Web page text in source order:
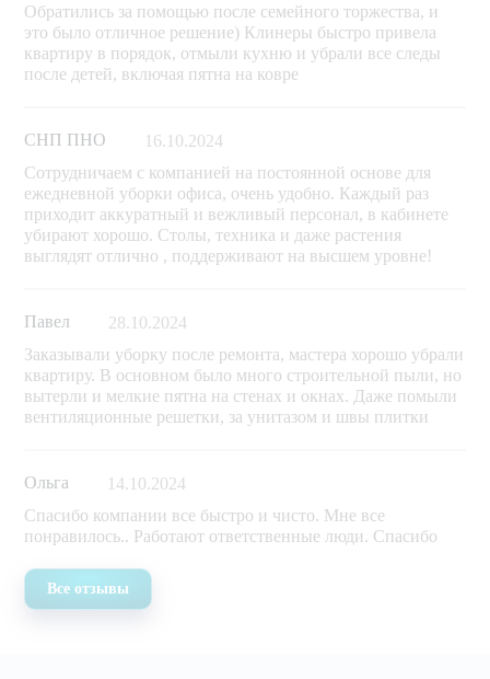
Обратились за помощью после семейного торжества, и
это было отличное решение) Клинеры быстро привела
квартиру в порядок, отмыли кухню и убрали все следы
после детей, включая пятна на ковре
СНП ПНО
16.10.2024
Сотрудничаем с компанией на постоянной основе для
ежедневной уборки офиса, очень удобно. Каждый раз
приходит аккуратный и вежливый персонал, в кабинете
убирают хорошо. Столы, техника и даже растения
выглядят отлично , поддерживают на высшем уровне!
Павел
28.10.2024
Заказывали уборку после ремонта, мастера хорошо убрали
квартиру. В основном было много строительной пыли, но
вытерли и мелкие пятна на стенах и окнах. Даже помыли
вентиляционные решетки, за унитазом и швы плитки
Ольга
14.10.2024
Спасибо компании все быстро и чисто. Мне все
понравилось.. Работают ответственные люди. Спасибо
Все отзывы